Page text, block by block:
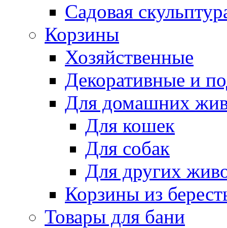
Садовая
Корзины
Хозяйственные
Декоративные и
Для домашних
Для кошек
Для собак
Для других
Корзины из
Товары для бани